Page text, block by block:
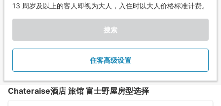
13 周岁及以上的客人即视为大人，入住时以大人价格标准计费。
搜索
住客高级设置
Chateraise酒店 旅馆 富士野屋房型选择